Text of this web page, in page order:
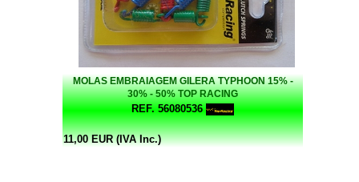
MOLAS EMBRAIAGEM GILERA TYPHOON 15% -
30% - 50% TOP RACING
REF. 56080536
11,00 EUR (IVA Inc.)